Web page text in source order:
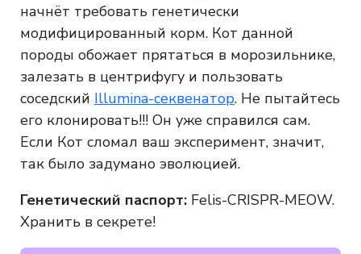
начнёт требовать генетически
модифицированный корм. Кот данной
породы обожает прятаться в морозильнике,
залезать в центрифугу и пользовать
соседский Illumina-секвенатор. Не пытайтесь
его клонировать!!! Он уже справился сам.
Если Кот сломал ваш эксперимент, значит,
так было задумано эволюцией.
Генетический паспорт: Felis-CRISPR-MEOW.
Хранить в секрете!